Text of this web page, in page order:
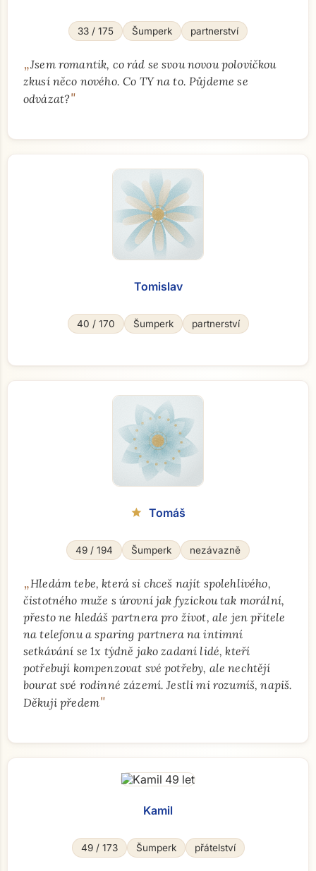
33 / 175 Šumperk partnerství
„Jsem romantik, co rád se svou novou polovičkou
zkusí něco nového. Co TY na to. Půjdeme se
odvázat?"
Tomislav
40 / 170 Šumperk partnerství
star Tomáš
49 / 194 Šumperk nezávazně
„Hledám tebe, která si chceš najít spolehlivého,
čistotného muže s úrovní jak fyzickou tak morální,
přesto ne hledáš partnera pro život, ale jen přítele
na telefonu a sparing partnera na intimní
setkávání se 1x týdně jako zadaní lidé, kteří
potřebují kompenzovat své potřeby, ale nechtějí
bourat své rodinné zázemí. Jestli mi rozumíš, napiš.
Děkuji předem"
Kamil
49 / 173 Šumperk přátelství